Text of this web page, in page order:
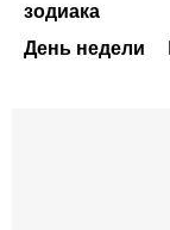
зодиака
День недели